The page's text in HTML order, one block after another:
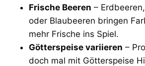
Frische Beeren –
oder Blaubeeren bringen
mehr Frische ins Spiel.
Götterspeise variieren –
doch mal mit Götterspeise